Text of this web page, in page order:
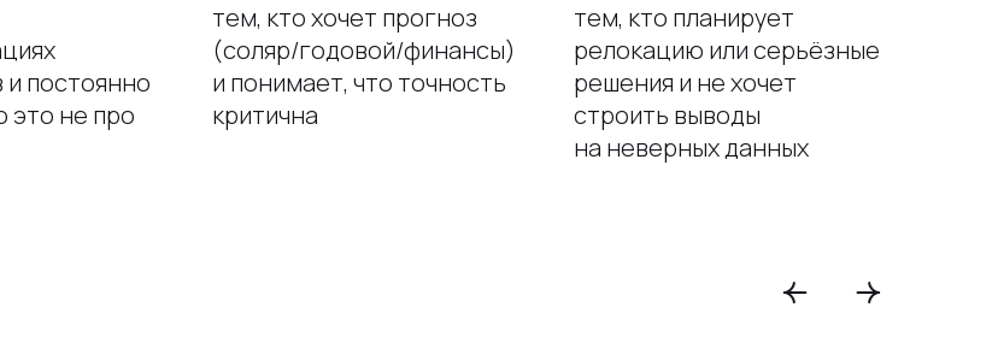
и постоянно
это не про
тем, кто хочет прогноз
(соляр/годовой/финансы)
и понимает, что точность
критична
тем, кто планирует
релокацию или серьёзные
решения и не хочет
строить выводы
на неверных данных